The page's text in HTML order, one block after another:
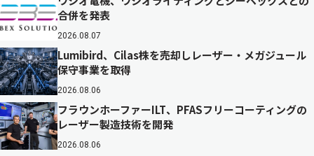
合併を発表
2026.08.07
Lumibird、Cilas株を売却しレーザー・メガジュール
保守事業を取得
2026.08.06
フラウンホーファーILT、PFASフリーコーティングの
レーザー製造技術を開発
2026.08.06